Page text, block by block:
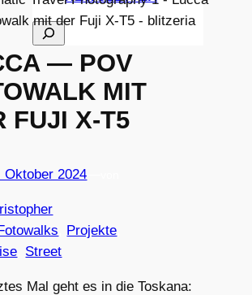
SUCHEN
— POV
MIT
FUJI X-T5
Oktober 2024
Projekte
Street
Mal geht es in die Toskana: